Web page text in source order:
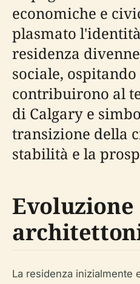
economiche e
plasmato
residenza
sociale,
contribuirono al
di Calgary e
transizione della
stabilità e la
Evoluzione
La residenza inizialmente